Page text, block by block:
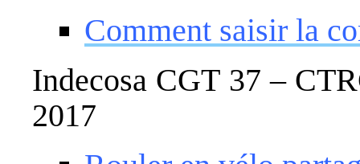
Comment saisir la
Indecosa CGT 37 –
2017